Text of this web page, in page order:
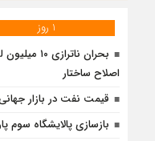
1 روز
بحران
اصلاح ساختار
قیمت نفت در بازار
بازسازی پالایشگاه سوم